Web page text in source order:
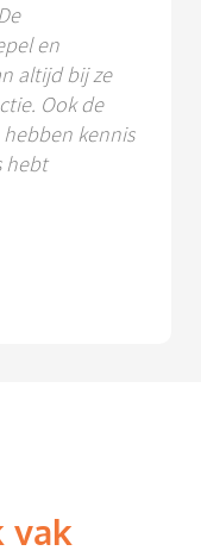
en
altijd bij ze
Ook de
kennis
hebt
vak